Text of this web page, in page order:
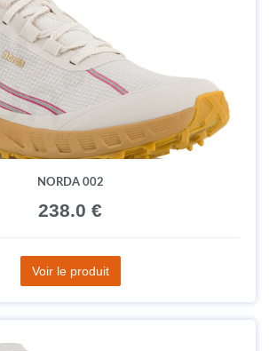
NORDA 002
238.0 €
Voir le produit